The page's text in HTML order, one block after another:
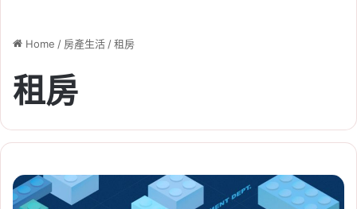
Home / 房產生活/租房
租房